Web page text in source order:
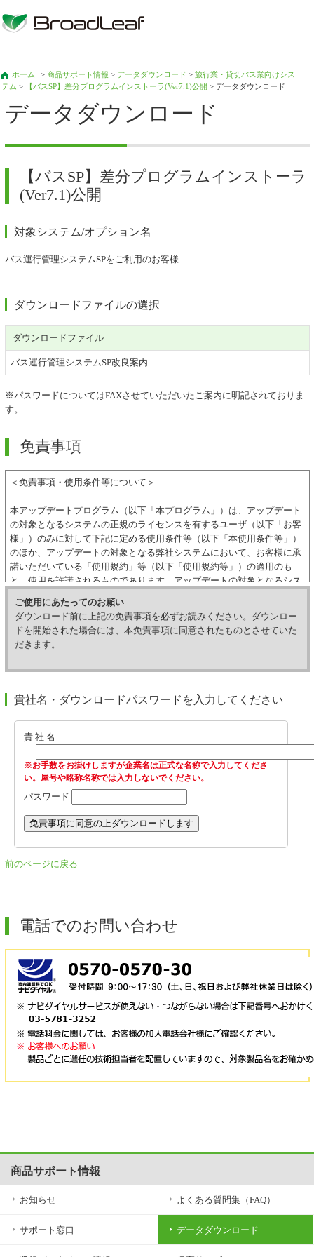
ホーム >商品サポート情報 >データダウンロード >旅行業・貸切バス業向けシス
テム > 【バスSP】差分プログラムインストーラ(Ver7.1)公開 > データダウンロード
データダウンロード
【バスSP】差分プログラムインストーラ
(Ver7.1)公開
対象システム/オプション名
バス運行管理システムSPをご利用のお客様
ダウンロードファイルの選択
ダウンロードファイル
バス運行管理システムSP改良案内
※パスワードについてはFAXさせていただいたご案内に明記されておりま
す。
免責事項
＜免責事項・使用条件等について＞
本アップデートプログラム（以下「本プログラム」）は、アップデート
の対象となるシステムの正規のライセンスを有するユーザ（以下「お客
様」）のみに対して下記に定める使用条件等（以下「本使用条件等」）
のほか、アップデートの対象となる弊社システムにおいて、お客様に承
諾いただいている「使用規約」等（以下「使用規約等」）の適用のも
と、使用を許諾されるものであります。アップデートの対象となるシス
できず、一切の使用を行うことはできませんので、ご注意下さい。
本プログラムのダウンロードを開始した時点をもって、本使用条件等に
同意していただいたものとします。あらかじめご確認いただきますよ
う、お願い申し上げます。
1.使用条件
本プログラムは、お客様（アップデートを対象とするシステムの正規の
ライセンスを有するユーザ）のみに対し、アップデートの対象となる弊
ものとし、お客様がライセンスを有する対象システムをアップデートす
る目的でのみ、本プログラムを当該コンピュータ・システムにインスト
ール（セットアップ）することができます。
2.禁止事項
(1)本プログラムをコンピュータ・システムへインストールする場合を除
き、プログラムの一部または全部の無断転載、無断複写、電子媒体等へ
の変換、ネットワークを通じた伝送また方法の如何を問わず一切のプロ
ーしたものを第三者に譲渡あるいは使用させることはできません。
(1)本プログラムのダウンロード・導入はお客様の責任において行ってい
ただきます。
導入後は、本プログラムが有効に機能していることを必ずご確認の上ご
使用下さい。
ダウンロードや導入に関して生じたまたは導入後ご確認せずにご使用し
たことにより生じたデータの消失、業務の中断、逸失利益、精神的損害
等を含め、本プログラムのダウンロード、導入、使用または使用不能に
起因する直接的、間接的、特別、偶発的、結果的、その他いかなる損害
や使用規約等に反して使用した場合、お客さま以外によるダウンロード
ュータ、システム環境等に支障、障害が生じた場合、弊社はいかなる理
由によるものでも一切の責任を負いかねます。
また、これらの事象によって生じたデータの消失、業務の中断、逸失利
益、精神的損害等を含め、本プログラムの使用または使用不能に起因す
いても，弊社は一切の責任を負いかねます。
た場合も同様とします。
ご使用にあたってのお願い
ダウンロード前に上記の免責事項を必ずお読みください。ダウンロー
ドを開始された場合には、本免責事項に同意されたものとさせていた
だきます。
貴社名・ダウンロードパスワードを入力してください
貴 社 名
※お手数をお掛けしますが企業名は正式な名称で入力してくださ
い。屋号や略称名称では入力しないでください。
パスワード
前のページに戻る
電話でのお問い合わせ
商品サポート情報
お知らせ よくある質問集（FAQ）
サポート窓口 データダウンロード